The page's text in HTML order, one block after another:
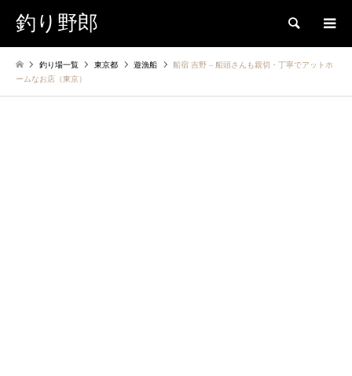
釣り野郎 検索
釣り場一覧 東京都 遊漁船
船宿 吉野 – ​船頭さんも親切・丁寧でアットホ
ームなお店（東京）